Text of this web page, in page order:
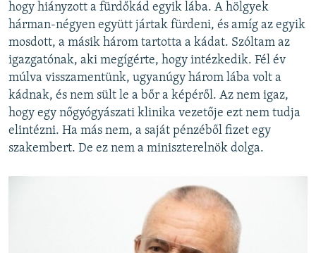
hogy hiányzott a fürdőkád egyik lába. A hölgyek
hárman-négyen együtt jártak fürdeni, és amíg az egyik
mosdott, a másik három tartotta a kádat. Szóltam az
igazgatónak, aki megígérte, hogy intézkedik. Fél év
múlva visszamentünk, ugyanúgy három lába volt a
kádnak, és nem sült le a bőr a képéről. Az nem igaz,
hogy egy nőgyógyászati ​klinika vezetője ezt nem tudja
elintézni. Ha más nem, a saját pénzéből fizet egy
szakembert. De ez nem a miniszterelnök dolga.